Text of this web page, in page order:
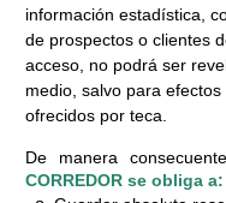
información estadística,
de prospectos o clientes
acceso, no podrá ser
medio, salvo para
ofrecidos por teca.
De manera
CORREDOR se obliga a: